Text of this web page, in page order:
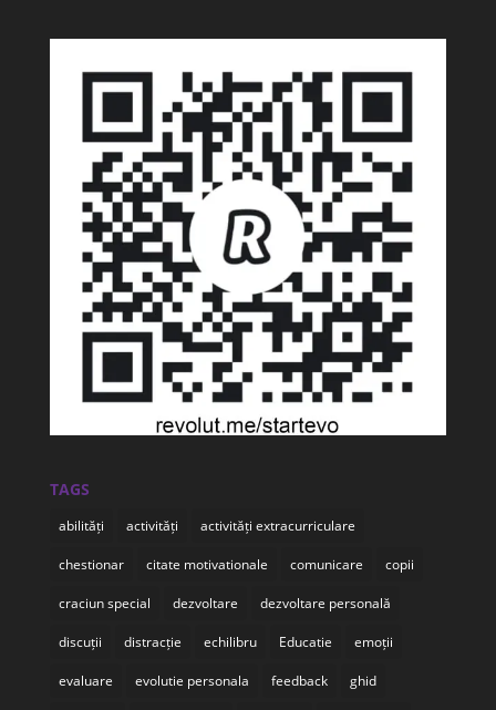
TAGS
abilități activități activități extracurriculare
chestionar citate motivationale comunicare copii
craciun special dezvoltare dezvoltare personală
discuții distracție echilibru Educatie emoții
evaluare evolutie personala feedback ghid